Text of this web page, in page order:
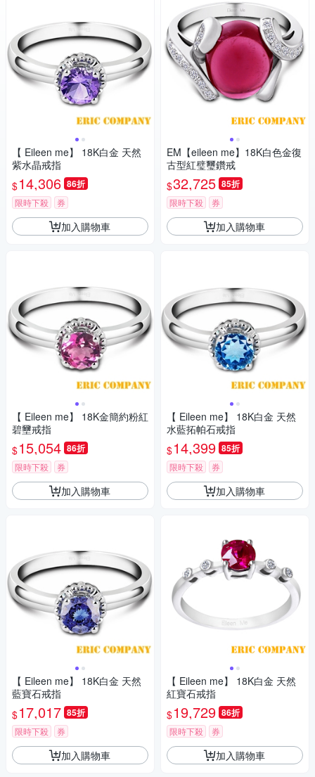
【 Eileen me】 18K白金 天然
紫水晶戒指
$14,306 86折
限時下殺 券
加入購物車
【 Eileen me】 18K金簡約粉紅
碧壐戒指
$15,054 86折
限時下殺 券
加入購物車
【 Eileen me】 18K白金 天然
藍寶石戒指
$17,017 85折
限時下殺 券
加入購物車
EM【eileen me】18K白色金復
古型紅璧璽鑽戒
$32,725 85折
限時下殺 券
加入購物車
【 Eileen me】 18K白金 天然
水藍拓帕石戒指
$14,399 85折
限時下殺 券
加入購物車
【 Eileen me】 18K白金 天然
紅寶石戒指
$19,729 86折
限時下殺 券
加入購物車